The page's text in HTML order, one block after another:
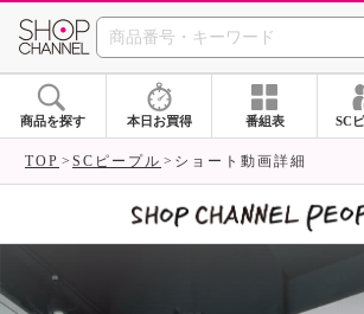
SHOP
商品を探す 本日お買得 番組表 SC
TOP SCピープル ショート動画詳細